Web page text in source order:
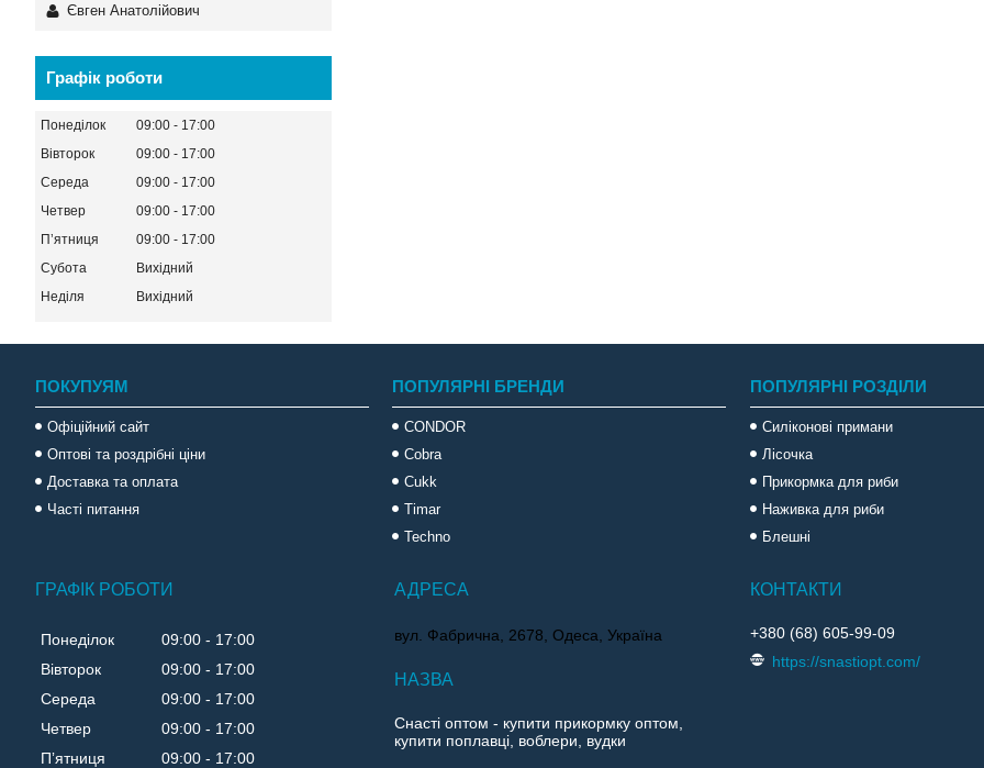
Євген Анатолійович
Графік роботи
Понеділок 09:00
17:00
Вівторок
09:00
17:00
Середа
09:00
17:00
Четвер
09:00
17:00
Пʼятниця
09:00
17:00
Субота
Вихідний
Неділя
Вихідний
ПОКУПУЯМ
Офіційний сайт
Оптові та роздрібні ціни
Доставка та оплата
Часті питання
ПОПУЛЯРНІ БРЕНДИ
CONDOR
Cobra
Cukk
Timar
Techno
ПОПУЛЯРНІ РОЗДІЛИ
Силіконові примани
Лісочка
Прикормка для риби
Наживка для риби
Блешні
ГРАФІК РОБОТИ
Понеділок 09:00
17:00
Вівторок
09:00
17:00
Середа
09:00
17:00
Четвер
09:00
17:00
Пʼятниця
09:00 17:00
вул. Фабрична, 2678, Одеса, Україна
Снасті оптом - купити прикормку оптом,
купити поплавці, воблери, вудки
+380 (68) 605-99-09
https://snastiopt.com/